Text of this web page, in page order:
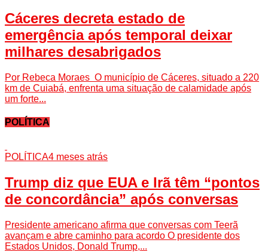
Cáceres decreta estado de
emergência após temporal deixar
milhares desabrigados
Por Rebeca Moraes O município de Cáceres, situado a 220
km de Cuiabá, enfrenta uma situação de calamidade após
um forte...
POLÍTICA
POLÍTICA4 meses atrás
Trump diz que EUA e Irã têm “pontos
de concordância” após conversas
Presidente americano afirma que conversas com Teerã
avançam e abre caminho para acordo O presidente dos
Estados Unidos, Donald Trump,...